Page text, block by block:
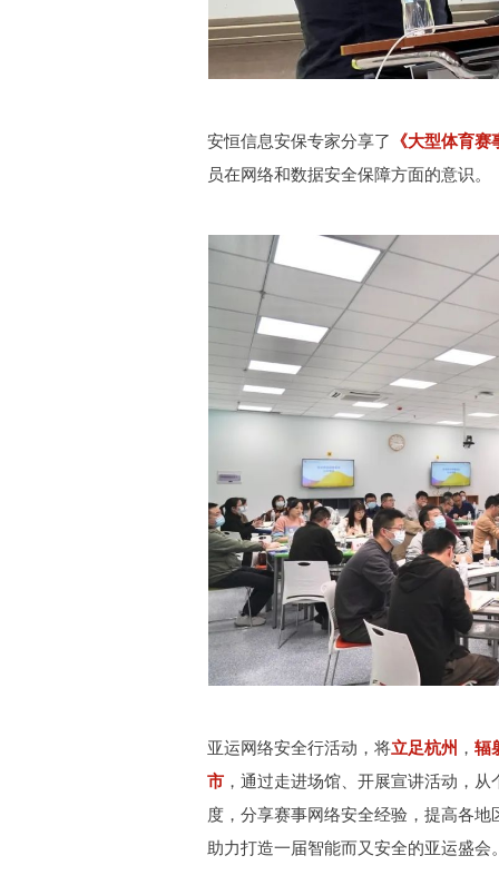
安恒信息安保专家分享了 《大型体育
员在网络和数据安全保障方面的意识。
亚运网络安全行活动，将立足杭州 ， 辐
市，通过走进场馆、开展宣讲活动，
度，分享赛事网络安全经验，提高各
助力打造一届智能而又安全的亚运盛会